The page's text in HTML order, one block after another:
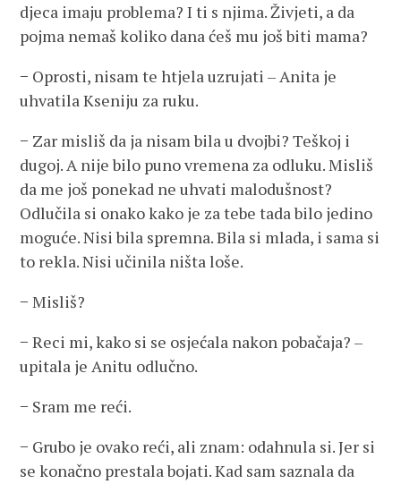
djeca imaju problema? I ti s njima. Živjeti, a da
pojma nemaš koliko dana ćeš mu još biti mama?
− Oprosti, nisam te htjela uzrujati – Anita je
uhvatila Kseniju za ruku.
− Zar misliš da ja nisam bila u dvojbi? Teškoj i
dugoj. A nije bilo puno vremena za odluku. Misliš
da me još ponekad ne uhvati malodušnost?
Odlučila si onako kako je za tebe tada bilo jedino
moguće. Nisi bila spremna. Bila si mlada, i sama si
to rekla. Nisi učinila ništa loše.
− Misliš?
− Reci mi, kako si se osjećala nakon pobačaja? –
upitala je Anitu odlučno.
− Sram me reći.
− Grubo je ovako reći, ali znam: odahnula si. Jer si
se konačno prestala bojati. Kad sam saznala da